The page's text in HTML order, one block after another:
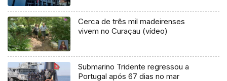
Cerca de três mil madeirenses
vivem no Curaçau (vídeo)
Submarino Tridente regressou a
Portugal após 67 dias no mar